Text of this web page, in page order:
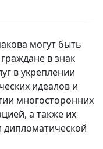
могут быть
в знак
в укреплении
идеалов и
многосторонних
а также их
дипломатической